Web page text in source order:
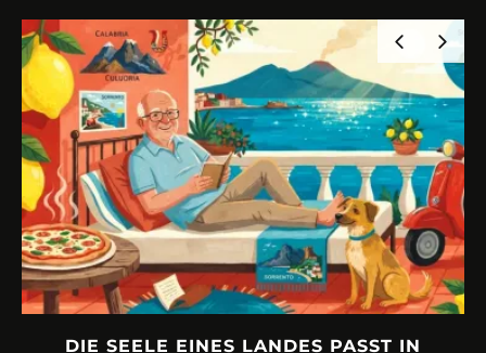
DIE SEELE EINES LANDES PASST IN